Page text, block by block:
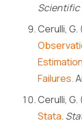
Scientific
Cerulli, G.
Failures.
Cerulli,
Stata.